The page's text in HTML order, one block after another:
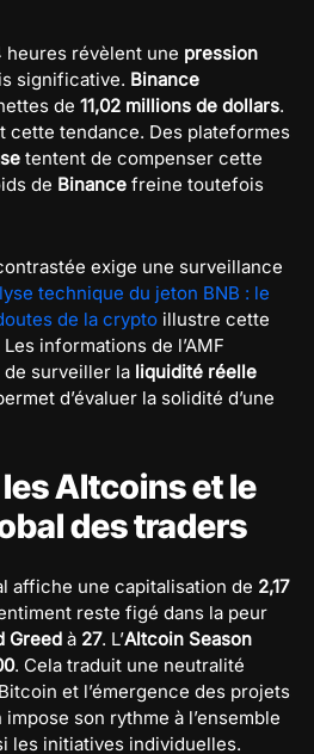
heures révèlent une pression
significative. Binance
de 11,02 millions de dollars.
cette tendance. Des plateformes
tentent de compenser cette
de Binance freine toutefois
exige une surveillance
technique du jeton BNB : le
de la crypto illustre cette
Les informations de l’AMF
de surveiller la liquidité réelle
d’évaluer la solidité d’une
Altcoins et le
des traders
affiche une capitalisation de 2,17
reste figé dans la peur
Greed à 27. L’Altcoin Season
. Cela traduit une neutralité
et l’émergence des projets
son rythme à l’ensemble
les initiatives individuelles.